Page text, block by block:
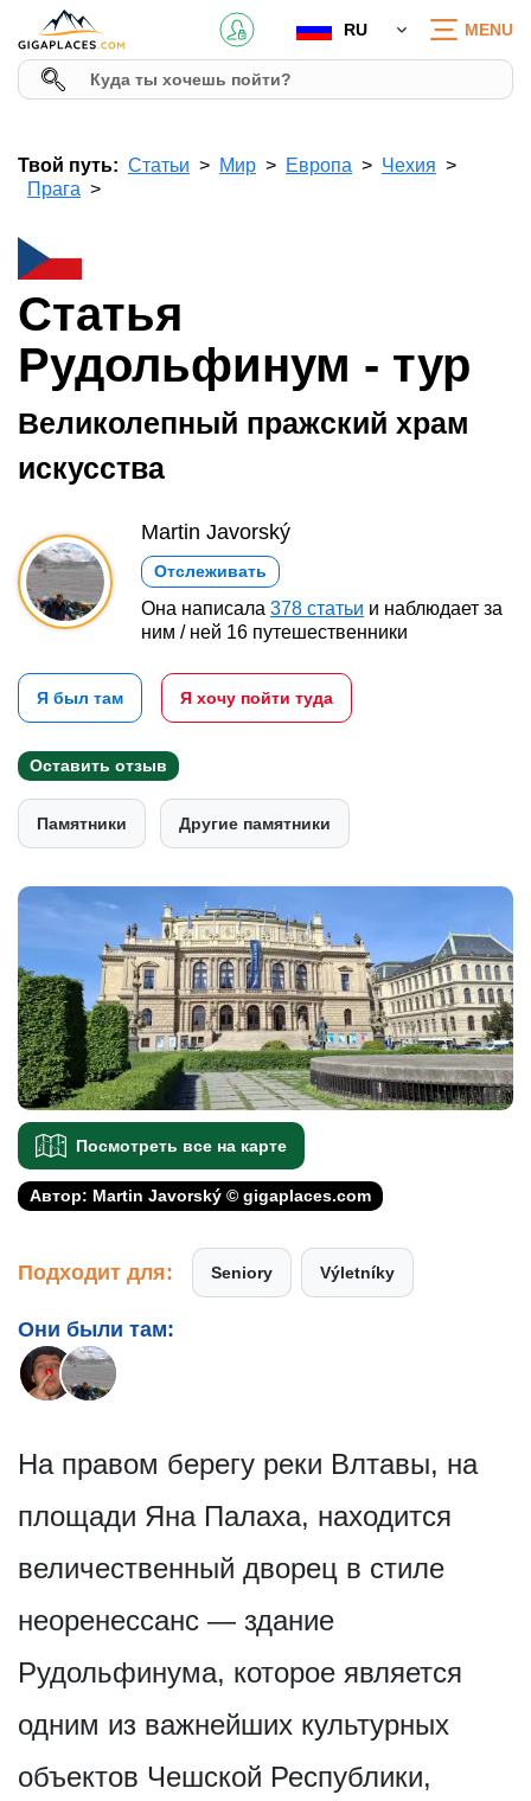
RU MENU
Твой путь: Статьи Мир Европа
Чехия
Прага
Статья
Рудольфинум - тур
Великолепный пражский храм
искусства
Martin Javorský
Отслеживать
Она написала 378 статьи и наблюдает за
ним / ней 16 путешественники
Я был там Я хочу пойти туда
Оставить отзыв
Памятники Другие памятники
Посмотреть все на карте
Автор: Martin Javorský © gigaplaces.com
Подходит для: Seniory Výletníky
Они были там:
На правом берегу реки Влтавы, на
площади Яна Палаха, находится
величественный дворец в стиле
неоренессанс — здание
Рудольфинума, которое является
одним из важнейших культурных
объектов Чешской Республики,